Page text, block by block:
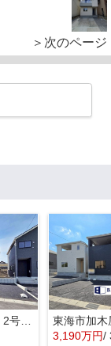
＞次のページ
知多市金沢第３ 2号棟【仲介手数料0円】
3,190万円/